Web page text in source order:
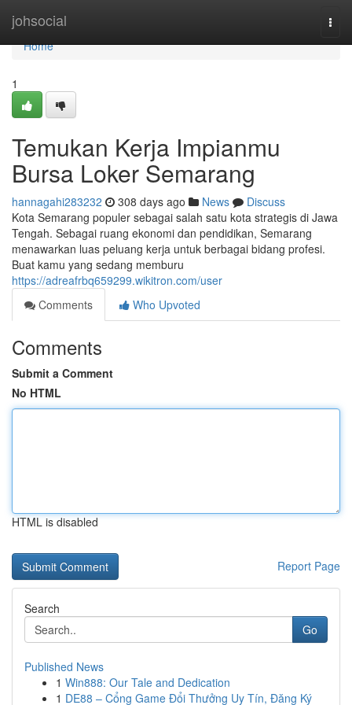
johsocial
Home
Home
1
Temukan Kerja Impianmu
Bursa Loker Semarang
hannagahi283232 308 days ago News
Discuss
Kota Semarang populer sebagai salah satu kota strategis di Jawa
Tengah. Sebagai ruang ekonomi dan pendidikan, Semarang
menawarkan luas peluang kerja untuk berbagai bidang profesi.
Buat kamu yang sedang memburu
https://adreafrbq659299.wikitron.com/user
Comments
Who Upvoted
Comments
Submit a Comment
No HTML
HTML is disabled
Report Page
Search
Go
Published News
1 Win888: Our Tale and Dedication
1 DE88 – Cổng Game Đổi Thưởng Uy Tín, Đăng Ký